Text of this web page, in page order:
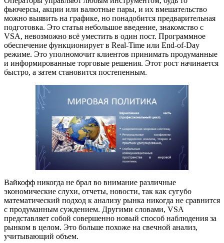
фьючерсы, акции или валютные пары, и их вмешательство
можно выявить на графике, но понадобится предварительная
подготовка. Это статья небольшое введение, знакомство с
VSA, невозможно всё уместить в один пост. Программное
обеспечение функционирует в Real‐Time или End-of-Day
режиме. Это уполномочит клиентов принимать продуманные
и информированные торговые решения. Этот рост начинается
быстро, а затем становится постепенным.
Вайкофф никогда не брал во внимание различные
экономические слухи, отчеты, новости, так как сугубо
математический подход к анализу рынка никогда не сравнится
с продуманным суждением. Другими словами, VSA
представляет собой совершенно новый способ наблюдения за
рынком в целом. Это больше похоже на свечной анализ,
учитывающий объем.